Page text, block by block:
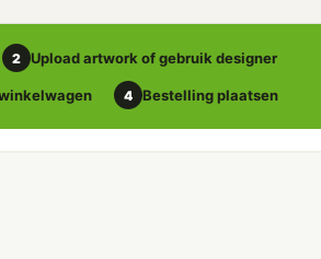
2 Upload artwork of gebruik designer
4 Bestelling plaatsen